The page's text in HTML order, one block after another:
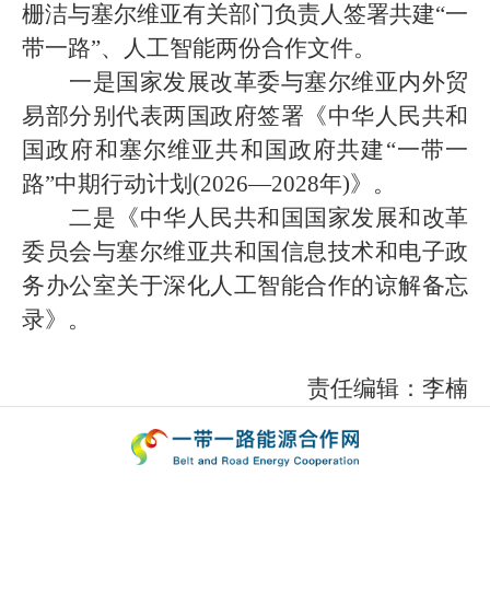
栅洁与塞尔维亚有关部门负责人签署共建“一
带一路”、人工智能两份合作文件。
一是国家发展改革委与塞尔维亚内外贸
易部分别代表两国政府签署《中华人民共和
国政府和塞尔维亚共和国政府共建“一带一
路”中期行动计划(2026—2028年)》。
二是《中华人民共和国国家发展和改革
委员会与塞尔维亚共和国信息技术和电子政
务办公室关于深化人工智能合作的谅解备忘
录》。
责任编辑：李楠